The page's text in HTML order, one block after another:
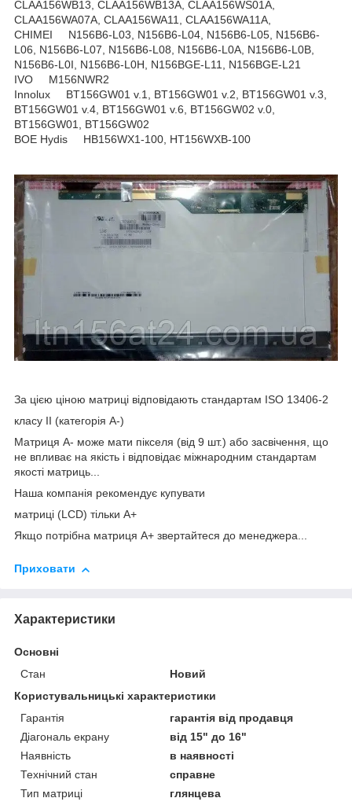
CLAA156WB13, CLAA156WB13A, CLAA156WS01A,
CLAA156WA07A, CLAA156WA11, CLAA156WA11A,
CHIMEI N156B6-L03, N156B6-L04, N156B6-L05, N156B6-
L06, N156B6-L07, N156B6-L08, N156B6-L0A, N156B6-L0B,
N156B6-L0I, N156B6-L0H, N156BGE-L11, N156BGE-L21
IVO M156NWR2
Innolux BT156GW01 v.1, BT156GW01 v.2, BT156GW01 v.3,
BT156GW01 v.4, BT156GW01 v.6, BT156GW02 v.0,
BT156GW01, BT156GW02
BOE Hydis HB156WX1-100, HT156WXB-100
За цією ціною матриці відповідають стандартам ISO 13406-2
класу II (категорія А-)
Матриця А- може мати пікселя (від 9 шт.) або засвічення, що
не впливає на якість і відповідає міжнародним стандартам
якості матриць...
Наша компанія рекомендує купувати
матриці (LCD) тільки А+
Якщо потрібна матриця А+ звертайтеся до менеджера...
Приховати
Характеристики
Основні
Стан
Новий
Користувальницькі характеристики
Гарантія
гарантія від продавця
Діагональ екрану
від 15" до 16"
Наявність
в наявності
Технічний стан
справне
Тип матриці
глянцева